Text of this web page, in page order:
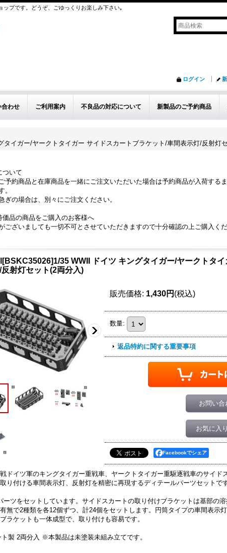
プです。どうぞ、ごゆっくりお楽しみ下さい｡
ログイン
合わせ ご利用案内 不良品の対応について 新製品のご予約商品
イガー/ヤークトタイガー サイドスカートブラケット/車間表示灯/反射灯
ついて
予約商品と在庫商品を一緒にご注文いただいた場合は予約商品が入荷する
。
ぎの場合は、別々にご注文ください。
価品の商品をご購入のお客様へ
ございましても一切不可とさせていただきますので十分確認の上ご購入くだ
35 WWII ドイツ キングタイガー/ヤークトタ
射灯セット(2両分入)
販売価格: 1,430円 (税込)
数量:
返品特約に関する重要事項
お問い合
お気に入
Facebookでシェア
ドイツ軍のキングタイガー重戦車、ヤークトタイガー重駆逐戦車のサイド
り付ける車間表示灯、反射灯を精密に再現するディテールパーツセットで
ーツをセットしています。サイドスカートの取り付けブラケットは基部の
無で2種類を各12個ずつ、計24個をセットします。円筒タイプの車間表示
ラケットも一体成型で、取り付けも容易です。
製 2両分入 ※本製品は未塗装未組み立てです。